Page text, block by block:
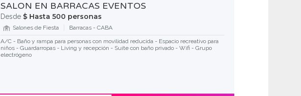
SALON EN BARRACAS EVENTOS
Desde $ Hasta 500 personas
Salones de Fiesta
Barracas - CABA
A/C - Baño y rampa para personas con movilidad reducida - Espacio recreativo para
niños - Guardarropas - Living y recepción - Suite con baño privado - Wifi - Grupo
electrógeno